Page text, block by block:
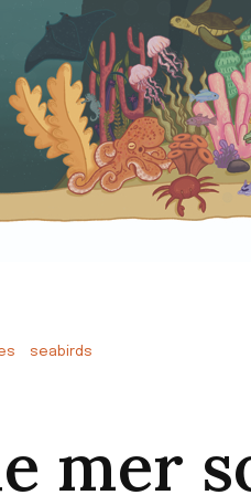
seabirds
mer